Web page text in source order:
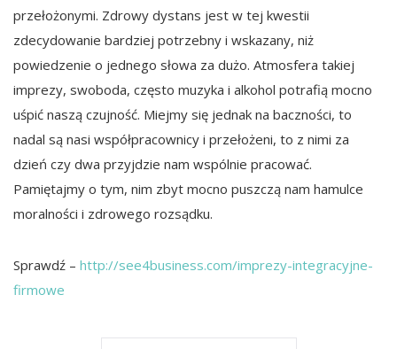
przełożonymi. Zdrowy dystans jest w tej kwestii
zdecydowanie bardziej potrzebny i wskazany, niż
powiedzenie o jednego słowa za dużo. Atmosfera takiej
imprezy, swoboda, często muzyka i alkohol potrafią mocno
uśpić naszą czujność. Miejmy się jednak na baczności, to
nadal są nasi współpracownicy i przełożeni, to z nimi za
dzień czy dwa przyjdzie nam wspólnie pracować.
Pamiętajmy o tym, nim zbyt mocno puszczą nam hamulce
moralności i zdrowego rozsądku.
Sprawdź – http://see4business.com/imprezy-integracyjne-
firmowe